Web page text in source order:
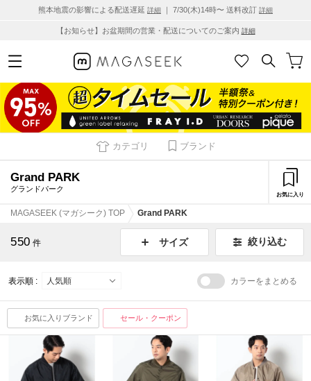
熊本地震の影響による配送遅延 詳細 ｜ 7/30(木)14時〜 送料改訂 詳細
【お知らせ】お盆期間の営業・配送についてのご案内 詳細
カテゴリ ブランド
Grand PARK
グランドパーク
お気に入り
MAGASEEK (マガシーク) TOP Grand PARK
550 件 サイズ 絞り込む
表示順 : カラーをまとめる
お気に入りブランド セール・クーポン